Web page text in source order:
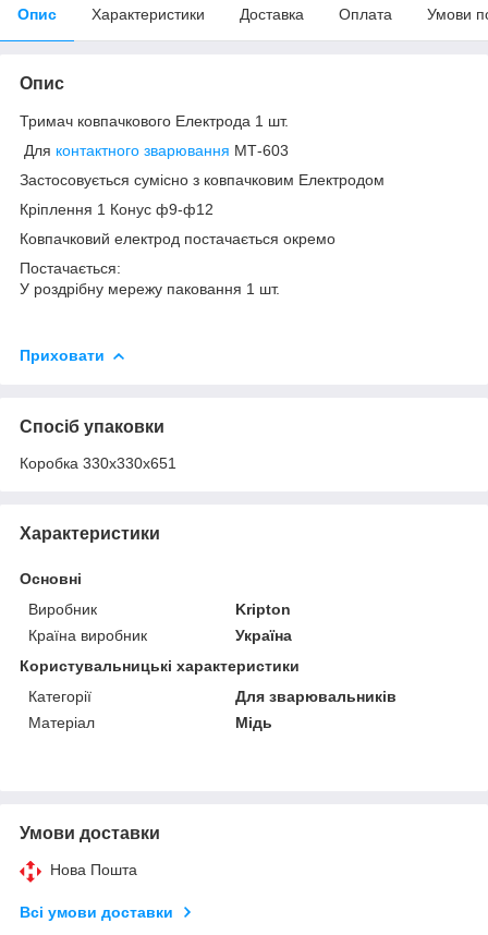
Опис Характеристики Доставка Оплата Умови
Опис
Тримач ковпачкового Електрода 1 шт.
Для контактного зварювання МТ-603
Застосовується сумісно з ковпачковим Електродом
Кріплення 1 Конус ф9-ф12
Ковпачковий електрод постачається окремо
Постачається:
У роздрібну мережу паковання 1 шт.
Приховати
Спосіб упаковки
Коробка 330х330х651
Характеристики
Основні
Виробник
Kripton
Країна виробник
Україна
Користувальницькі характеристики
Категорії
Для зварювальників
Матеріал
Мідь
Умови доставки
Нова Пошта
Всі умови доставки